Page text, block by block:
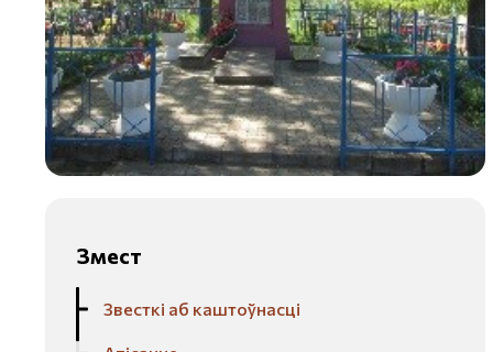
Змест
Звесткі аб каштоўнасці